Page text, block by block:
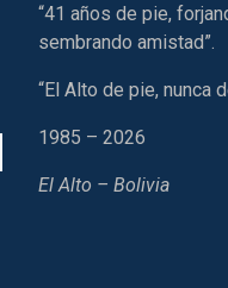
“41 años de pie,
sembrando amistad”.
“El Alto de pie, nunca
1985 – 2026
El Alto – Bolivia